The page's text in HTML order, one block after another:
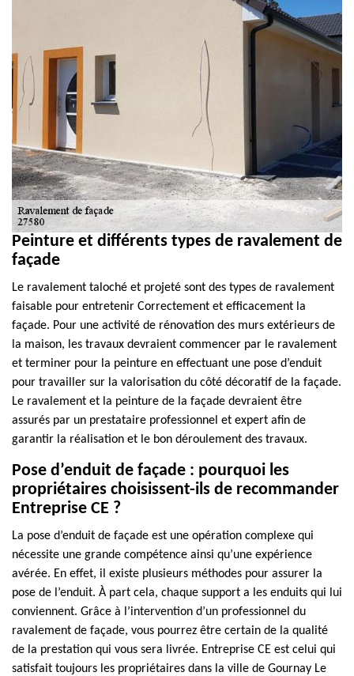
Peinture et différents types de ravalement de
façade
Le ravalement taloché et projeté sont des types de ravalement
faisable pour entretenir Correctement et efficacement la
façade. Pour une activité de rénovation des murs extérieurs de
la maison, les travaux devraient commencer par le ravalement
et terminer pour la peinture en effectuant une pose d’enduit
pour travailler sur la valorisation du côté décoratif de la façade.
Le ravalement et la peinture de la façade devraient être
assurés par un prestataire professionnel et expert afin de
garantir la réalisation et le bon déroulement des travaux.
Pose d’enduit de façade : pourquoi les
propriétaires choisissent-ils de recommander
Entreprise CE ?
La pose d’enduit de façade est une opération complexe qui
nécessite une grande compétence ainsi qu’une expérience
avérée. En effet, il existe plusieurs méthodes pour assurer la
pose de l’enduit. À part cela, chaque support a les enduits qui lui
conviennent. Grâce à l’intervention d’un professionnel du
ravalement de façade, vous pourrez être certain de la qualité
de la prestation qui vous sera livrée. Entreprise CE est celui qui
satisfait toujours les propriétaires dans la ville de Gournay Le